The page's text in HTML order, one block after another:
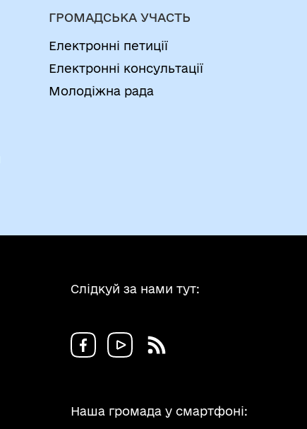
ГРОМАДСЬКА УЧАСТЬ
Електронні петиції
Електронні консультації
Молодіжна рада
Слідкуй за нами тут:
Наша громада у смартфоні: